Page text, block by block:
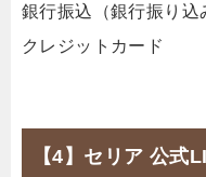
銀行振込（銀行振り込
クレジットカード
【4】セリア 公式